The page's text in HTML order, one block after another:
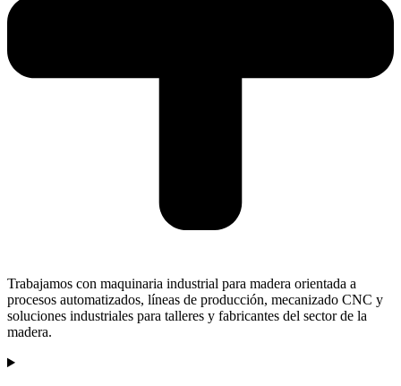
Trabajamos con maquinaria industrial para madera orientada a
procesos automatizados, líneas de producción, mecanizado CNC y
soluciones industriales para talleres y fabricantes del sector de la
madera.